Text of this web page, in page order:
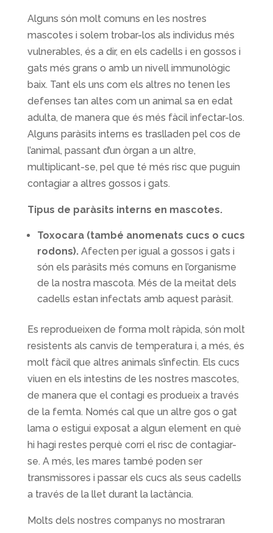
Alguns són molt comuns en les nostres
mascotes i solem trobar-los als individus més
vulnerables, és a dir, en els cadells i en gossos i
gats més grans o amb un nivell immunològic
baix. Tant els uns com els altres no tenen les
defenses tan altes com un animal sa en edat
adulta, de manera que és més fàcil infectar-los.
Alguns paràsits interns es traslladen pel cos de
l’animal, passant d’un òrgan a un altre,
multiplicant-se, pel que té més risc que puguin
contagiar a altres gossos i gats.
Tipus de paràsits interns en mascotes.
Toxocara (també anomenats cucs o cucs
rodons).Afecten per igual a gossos i gats i
són els paràsits més comuns en l’organisme
de la nostra mascota. Més de la meitat dels
cadells estan infectats amb aquest paràsit.
Es reprodueixen de forma molt ràpida, són molt
resistents als canvis de temperatura i, a més, és
molt fàcil que altres animals s’infectin. Els cucs
viuen en els intestins de les nostres mascotes,
de manera que el contagi es produeix a través
de la femta. Només cal que un altre gos o gat
lama o estigui exposat a algun element en què
hi hagi restes perquè corri el risc de contagiar-
se. A més, les mares també poden ser
transmissores i passar els cucs als seus cadells
a través de la llet durant la lactància.
Molts dels nostres companys no mostraran